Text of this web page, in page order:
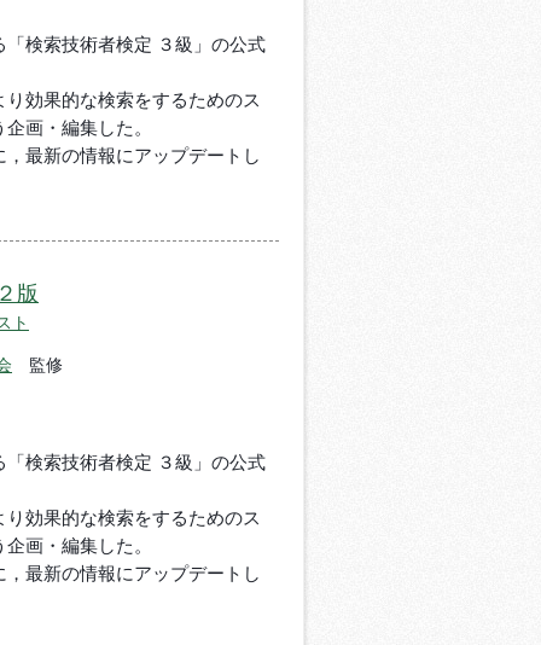
検索技術者検定 ３級」の公式
効果的な検索をするためのス
画・編集した。
最新の情報にアップデートし
版
ト
監修
検索技術者検定 ３級」の公式
効果的な検索をするためのス
画・編集した。
最新の情報にアップデートし